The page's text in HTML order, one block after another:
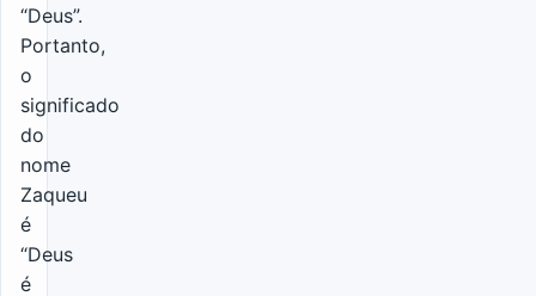
“Deus”.
Portanto,
o
significado
do
nome
Zaqueu
é
“Deus
é